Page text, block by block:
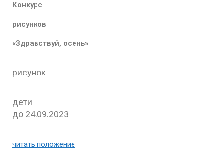
Конкурс
рисунков
«Здравствуй, осень»
рисунок
дети
до 24.09.2023
читать положение